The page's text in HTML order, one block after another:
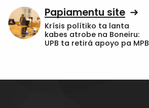
Papiamentu site
Krísis polítiko ta lanta
kabes atrobe na Boneiru:
UPB ta retirá apoyo pa MPB